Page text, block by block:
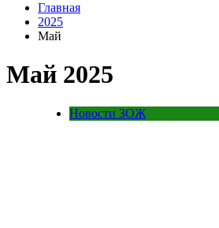
Главная
2025
Май
Май 2025
Новости ЗОЖ